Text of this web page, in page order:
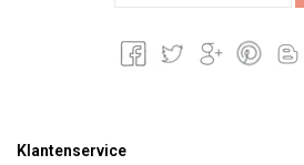
Klantenservice